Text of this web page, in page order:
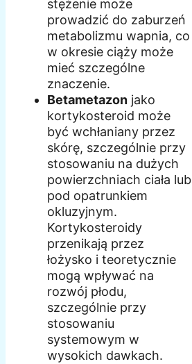
stężenie może
prowadzić do zaburzeń
metabolizmu wapnia, co
w okresie ciąży może
mieć szczególne
znaczenie.
Betametazon jako
kortykosteroid może
być wchłaniany przez
skórę, szczególnie przy
stosowaniu na dużych
powierzchniach ciała lub
pod opatrunkiem
okluzyjnym.
Kortykosteroidy
przenikają przez
łożysko i teoretycznie
mogą wpływać na
rozwój płodu,
szczególnie przy
stosowaniu
systemowym w
wysokich dawkach.